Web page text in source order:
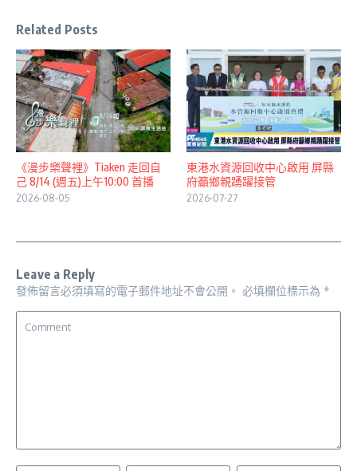
Related Posts
《漫步樂聲裡》Tiaken 走回自
己 8/14 (週五)上午10:00 首播
2026-08-05
東港水資源回收中心啟用 屏縣
府籲鄉親踴躍接管
2026-07-27
Leave a Reply
發佈留言必須填寫的電子郵件地址不會公開。 必填欄位標示為 *